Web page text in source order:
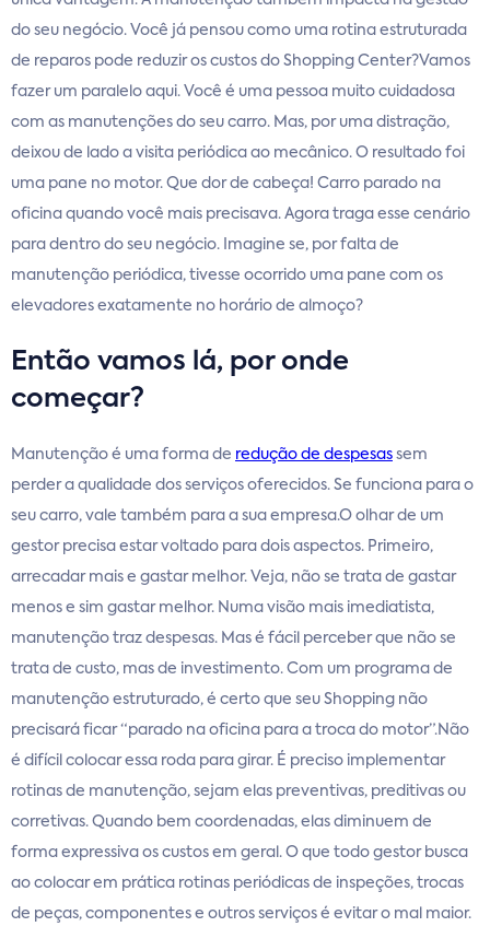
do seu negócio. Você já pensou como uma rotina estruturada
de reparos pode reduzir os custos do Shopping Center?Vamos
fazer um paralelo aqui. Você é uma pessoa muito cuidadosa
com as manutenções do seu carro. Mas, por uma distração,
deixou de lado a visita periódica ao mecânico. O resultado foi
uma pane no motor. Que dor de cabeça! Carro parado na
oficina quando você mais precisava. Agora traga esse cenário
para dentro do seu negócio. Imagine se, por falta de
manutenção periódica, tivesse ocorrido uma pane com os
elevadores exatamente no horário de almoço?
Então vamos lá, por onde
começar?
Manutenção é uma forma de redução de despesas sem
perder a qualidade dos serviços oferecidos. Se funciona para o
seu carro, vale também para a sua empresa.O olhar de um
gestor precisa estar voltado para dois aspectos. Primeiro,
arrecadar mais e gastar melhor. Veja, não se trata de gastar
menos e sim gastar melhor. Numa visão mais imediatista,
manutenção traz despesas. Mas é fácil perceber que não se
trata de custo, mas de investimento. Com um programa de
manutenção estruturado, é certo que seu Shopping não
precisará ficar “parado na oficina para a troca do motor”.Não
é difícil colocar essa roda para girar. É preciso implementar
rotinas de manutenção, sejam elas preventivas, preditivas ou
corretivas. Quando bem coordenadas, elas diminuem de
forma expressiva os custos em geral. O que todo gestor busca
ao colocar em prática rotinas periódicas de inspeções, trocas
de peças, componentes e outros serviços é evitar o mal maior.